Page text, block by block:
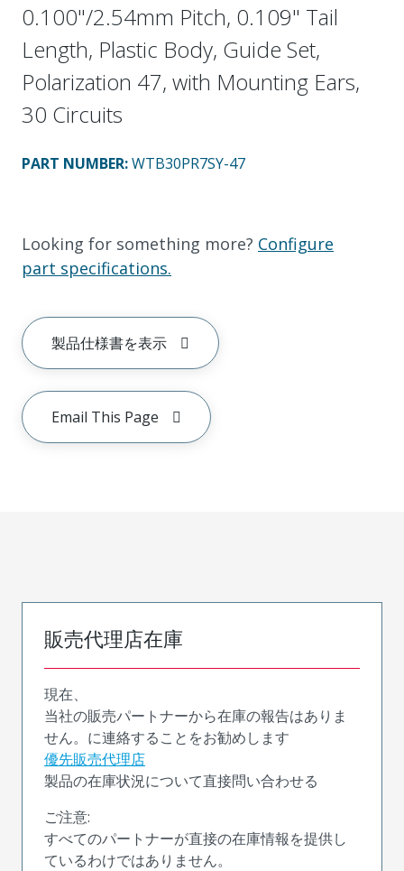
0.100"/2.54mm Pitch, 0.109" Tail
Length, Plastic Body, Guide Set,
Polarization 47, with Mounting Ears,
30 Circuits
PART NUMBER:WTB30PR7SY-47
Looking for something more? Configure
part specifications.
製品仕様書を表示
Email This Page
販売代理店在庫
現在、
当社の販売パートナーから在庫の報告はありま
せん。に連絡することをお勧めします
優先販売代理店
製品の在庫状況について直接問い合わせる
ご注意:
すべてのパートナーが直接の在庫情報を提供し
ているわけではありません。